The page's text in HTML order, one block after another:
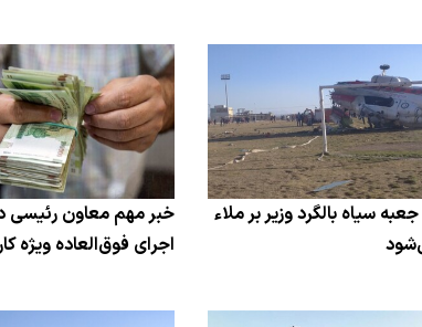
جعبه سیاه بالگرد وزیر بر ملاء
خبر مهم معاون رئیسی
اجرای فوق‌العاده ویژه